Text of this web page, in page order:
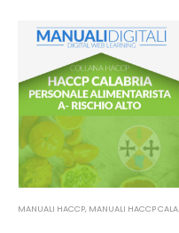
MANUALI HACCP, MANUALI HACCP CALABRIA